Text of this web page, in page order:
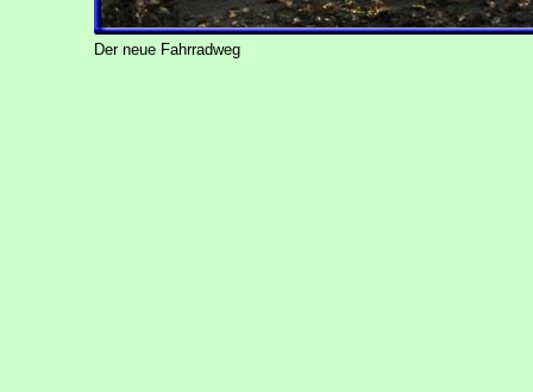
Der neue Fahrradweg